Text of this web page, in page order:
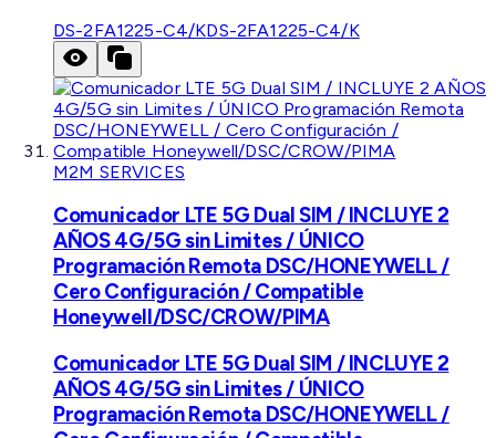
DS-2FA1225-C4/KDS-2FA1225-C4/K
M2M SERVICES
Comunicador LTE 5G Dual SIM / INCLUYE 2
AÑOS 4G/5G sin Limites / ÚNICO
Programación Remota DSC/HONEYWELL /
Cero Configuración / Compatible
Honeywell/DSC/CROW/PIMA
Comunicador LTE 5G Dual SIM / INCLUYE 2
AÑOS 4G/5G sin Limites / ÚNICO
Programación Remota DSC/HONEYWELL /